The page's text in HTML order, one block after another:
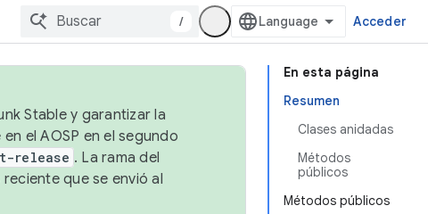
/ Acceder
En esta página
Resumen
Clases anidadas
Métodos
públicos
Métodos públicos
Stable y garantizar la
el AOSP en el segundo
release . La rama del
que se envió al